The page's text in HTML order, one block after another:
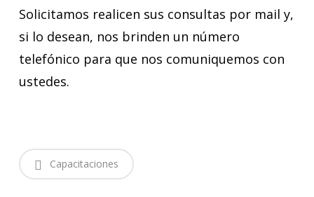
Solicitamos realicen sus consultas por mail y,
si lo desean, nos brinden un número
telefónico para que nos comuniquemos con
ustedes.
Capacitaciones